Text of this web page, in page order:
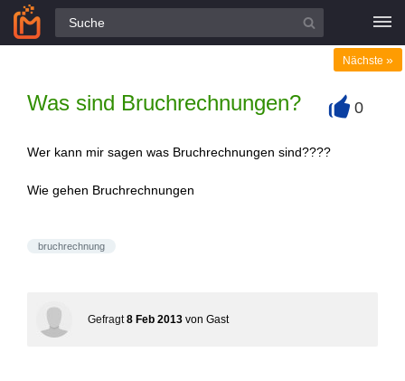
Alle Fragen
Was sind Bruchrechnungen?
Nächste »
0
Wer kann mir sagen was Bruchrechnungen sind????
Wie gehen Bruchrechnungen
bruchrechnung
Gefragt 8 Feb 2013 von Gast